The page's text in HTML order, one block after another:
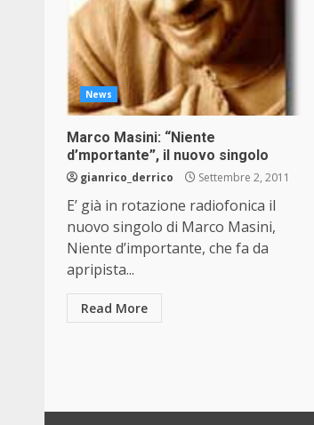
News
Marco Masini: “Niente
d’mportante”, il nuovo singolo
gianrico_derrico Settembre 2, 2011
E’ già in rotazione radiofonica il
nuovo singolo di Marco Masini,
Niente d’importante, che fa da
apripista...
Read More